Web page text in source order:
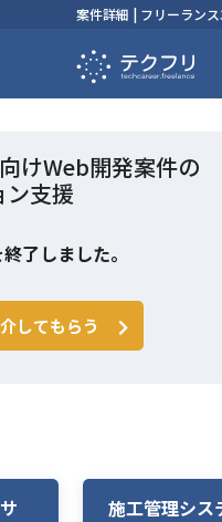
案件詳細 | フリーラン
けWeb開発案件の
ン支援
了しました。
してもらう
施工管理シス